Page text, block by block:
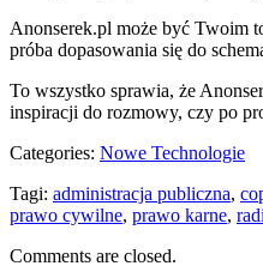
Anonserek.pl może być Twoim
próba dopasowania się do
To wszystko sprawia, że
inspiracji do rozmowy, czy po
Categories: Nowe Technologie
Tagi: administracja publiczna,
prawo cywilne, prawo karne,
Comments are closed.